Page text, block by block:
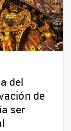
del
de
ser